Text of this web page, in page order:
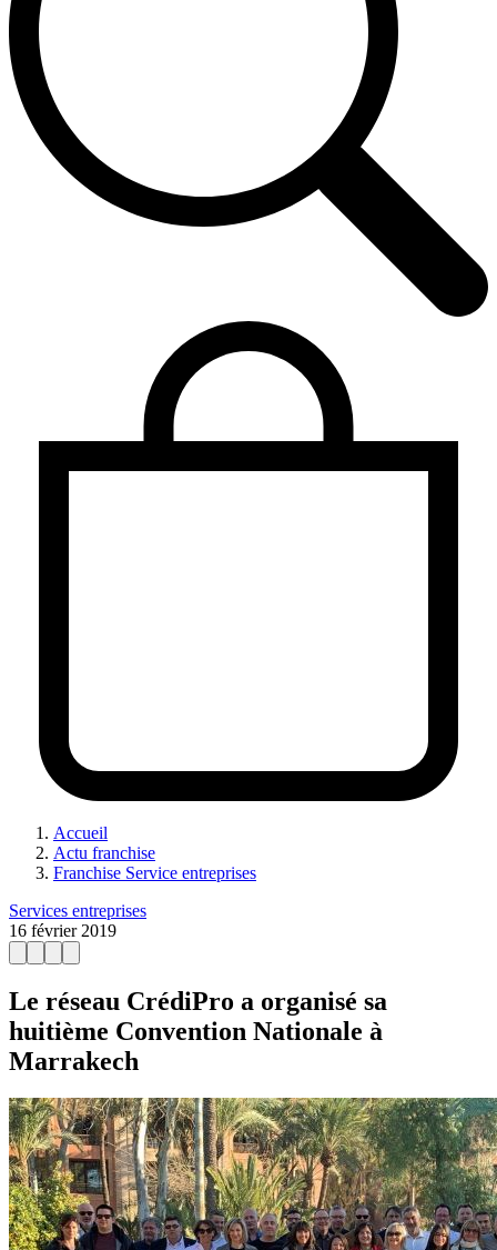
Accueil
Actu franchise
Franchise Service entreprises
Services entreprises
16 février 2019
Le réseau CrédiPro a organisé sa
huitième Convention Nationale à
Marrakech